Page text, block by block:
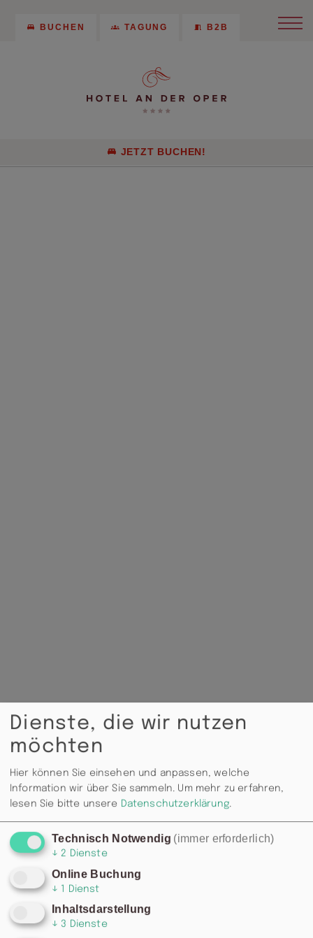
BUCHEN TAGUNG B2B
JETZT BUCHEN!
Dienste, die wir nutzen
möchten
Hier können Sie einsehen und anpassen, welche
Information wir über Sie sammeln. Um mehr zu erfahren,
lesen Sie bitte unsere Datenschutzerklärung.
Technisch Notwendig (immer erforderlich)
↓ 2 Dienste
Online Buchung
↓ 1 Dienst
Inhaltsdarstellung
↓ 3 Dienste